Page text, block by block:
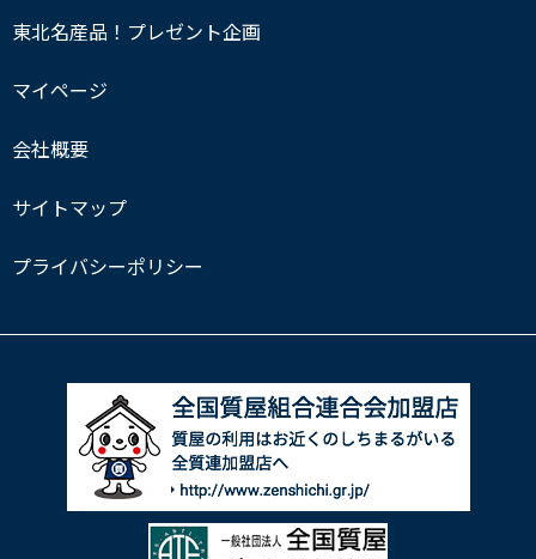
東北名産品！プレゼント企画
マイページ
会社概要
サイトマップ
プライバシーポリシー